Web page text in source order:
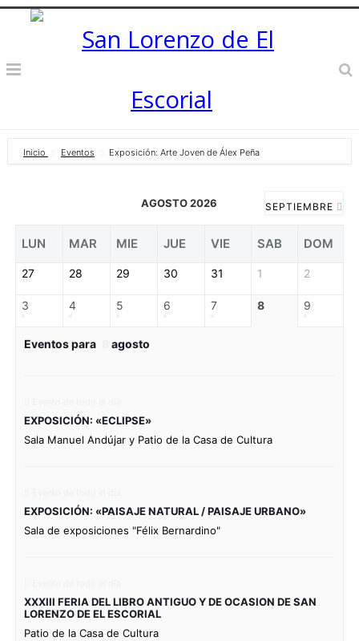
Inicio Eventos Exposición: Arte Joven de Álex Peña
AGOSTO 2026 SEPTIEMBRE
LUN MAR MIE JUE VIE SAB DOM
27 28 29 30 31 1 2
3 4 5 6 7 8 9
Eventos para agosto
EXPOSICIÓN: «ECLIPSE»
Sala Manuel Andújar y Patio de la Casa de Cultura
EXPOSICIÓN: «PAISAJE NATURAL / PAISAJE URBANO»
Sala de exposiciones "Félix Bernardino"
XXXIII FERIA DEL LIBRO ANTIGUO Y DE OCASION DE SAN
LORENZO DE EL ESCORIAL
Patio de la Casa de Cultura